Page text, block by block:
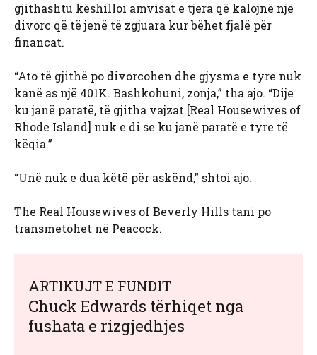
gjithashtu këshilloi amvisat e tjera që kalojnë një
divorc që të jenë të zgjuara kur bëhet fjalë për
financat.
“Ato të gjithë po divorcohen dhe gjysma e tyre nuk
kanë as një 401K. Bashkohuni, zonja,” tha ajo. “Dije
ku janë paratë, të gjitha vajzat [Real Housewives of
Rhode Island] nuk e di se ku janë paratë e tyre të
këqia.”
“Unë nuk e dua këtë për askënd,” shtoi ajo.
The Real Housewives of Beverly Hills tani po
transmetohet në Peacock.
ARTIKUJT E FUNDIT
Chuck Edwards tërhiqet nga
fushata e rizgjedhjes